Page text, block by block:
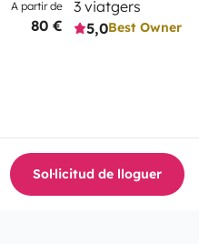
A partir de
80 €
3 viatgers
5,0Best Owner
Sol·licitud de lloguer